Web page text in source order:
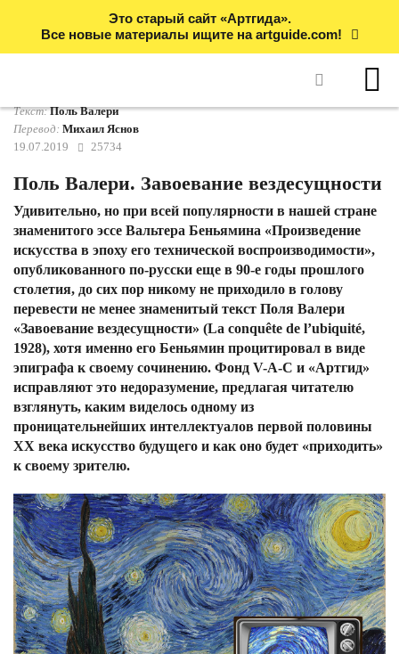
Это старый сайт «Артгида».
Все новые материалы ищите на artguide.com!
Текст:Поль Валери
Перевод: Михаил Яснов
19.07.2019
25734
Поль Валери. Завоевание вездесущности
Удивительно, но при всей популярности в нашей стране
знаменитого эссе Вальтера Беньямина «Произведение
искусства в эпоху его технической воспроизводимости»,
опубликованного по-русски еще в 90-е годы прошлого
столетия, до сих пор никому не приходило в голову
перевести не менее знаменитый текст Поля Валери
«Завоевание вездесущности» (La conquête de l’ubiquité,
1928), хотя именно его Беньямин процитировал в виде
эпиграфа к своему сочинению. Фонд V-A-C и «Артгид»
исправляют это недоразумение, предлагая читателю
взглянуть, каким виделось одному из
проницательнейших интеллектуалов первой половины
XX века искусство будущего и как оно будет «приходить»
к своему зрителю.